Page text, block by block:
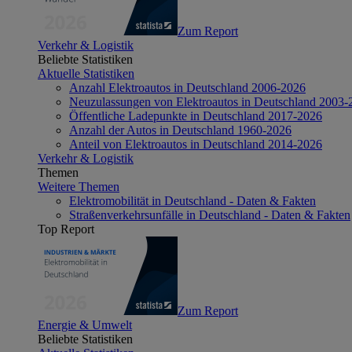
Zum Report
Verkehr & Logistik
Beliebte Statistiken
Aktuelle Statistiken
Anzahl Elektroautos in Deutschland 2006-2026
Neuzulassungen von Elektroautos in Deutschland 2003-
Öffentliche Ladepunkte in Deutschland 2017-2026
Anzahl der Autos in Deutschland 1960-2026
Anteil von Elektroautos in Deutschland 2014-2026
Verkehr & Logistik
Themen
Weitere Themen
Elektromobilität in Deutschland - Daten & Fakten
Straßenverkehrsunfälle in Deutschland - Daten & Fakten
Top Report
Zum Report
Energie & Umwelt
Beliebte Statistiken